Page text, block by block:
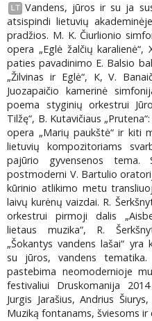
LT Vandens, jūros ir su ja
atsispindi lietuvių
pradžios. M. K. Čiurlionio
opera „Eglė žalčių
paties pavadinimo E. Balsio
„Žilvinas ir Eglė“, К, V.
Juozapaičio kamerinė
poema styginių orkestrui
Tilžę“, B. Kutavičiaus
opera „Marių paukštė“ ir kiti
lietuvių kompozitoriams
pajūrio gyvensenos
postmoderni V. Bartulio
kūrinio atlikimo metu
laivų kurėnų vaizdai. R.
orkestrui pirmoji dalis
lietaus muzika“, R.
„Šokantys vandens lašai“ yra
su jūros, vandens
pastebima neomodernioje
festivaliui Druskomanija
Jurgis Jarašius, Andrius
Muziką fontanams, šviesoms ir